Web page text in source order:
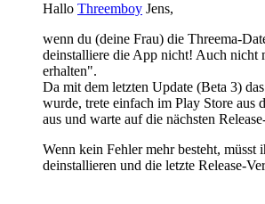
Hallo Threemboy Jens,
wenn du (deine Frau) die Threema-
deinstalliere die App nicht! Auch nicht
erhalten".
Da mit dem letzten Update (Beta 3)
wurde, trete einfach im Play Store aus
aus und warte auf die nächsten
Wenn kein Fehler mehr besteht, müsst
deinstallieren und die letzte Release-